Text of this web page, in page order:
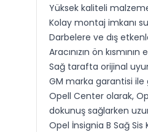
Yüksek kaliteli
Kolay montaj imkanı
Darbelere ve dış
Aracınızın ön
Sağ tarafta orijinal
GM marka garantisi ile
Opell Center olarak,
dokunuş sağlarken
Opel İnsignia B Sağ Sis